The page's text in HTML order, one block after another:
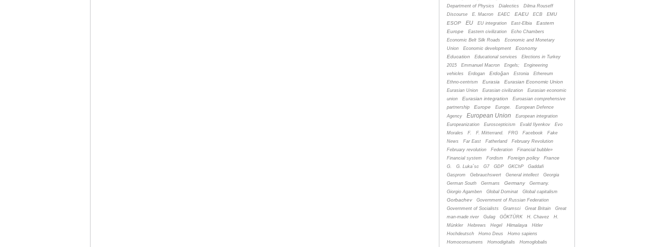
Department of Physics
Dialectics
Dilma Rouseff
Discourse
E. Macron EAEC EAEU ECB EMU
ESOP EU EU integration East-Elbia
Eastern
Europe
Eastern civilization
Echo Chambers
Economic Belt Silk Roads
Economic and Monetary
Union
Economic development
Economy
Education
Educational services
Elections in Turkey
2015
Emmanuel Macron Engels;
Engineering
vehicles
Erdogan Erdoğan Estonia
Ethereum
Ethno-centrism
Eurasia Eurasian Economic Union
Eurasian Union Eurasian civilization
Eurasian economic
union
Eurasian integration
Euroasian comprehensive
partnership
Europe Europe.
European Defence
Agency
European Union
European integration
Europeanization
Euroscepticism Evald Ilyenkov
Evo
Morales
F. F. Mitterrand. FRG Facebook
Fake
News
Far East Fatherland
February Revolution
February revolution
Federation
Financial bubble»
Financial system
Fordism Foreign policy France
G. G. Luka´sc G7 GDP GKChP
Gaddafi
Gasprom
Gebrauchswert General intellect
Georgia
German South
Germans Germany
Germany.
Giorgio Agamben
Global Dominat Global capitalism
Gorbachev
Government of Russian Federation
Government of Socialists
Gramsci Great Britain
Great
man-made river
Gulag GÖKTÜRK H. Chavez
H.
Münkler
Hebrews Hegel Himalaya
Hitler
Hochdeutsch
Homo Deus
Homo sapiens
Homoconsumens
Homodigitalis
Homoglobalis